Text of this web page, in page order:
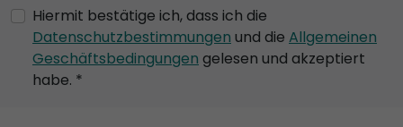
Hiermit bestätige ich, dass ich die
Datenschutzbestimmungen und die Allgemeinen
Geschäftsbedingungen gelesen und akzeptiert
habe. *